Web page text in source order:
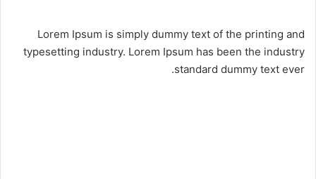
Lorem Ipsum is simply dummy text of the printing and
typesetting industry. Lorem Ipsum has been the industry
standard dummy text ever.